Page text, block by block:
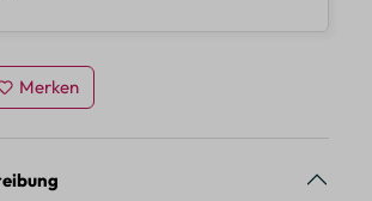
Merken